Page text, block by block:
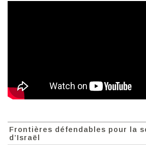
Frontières défendables pour la
d’Israël